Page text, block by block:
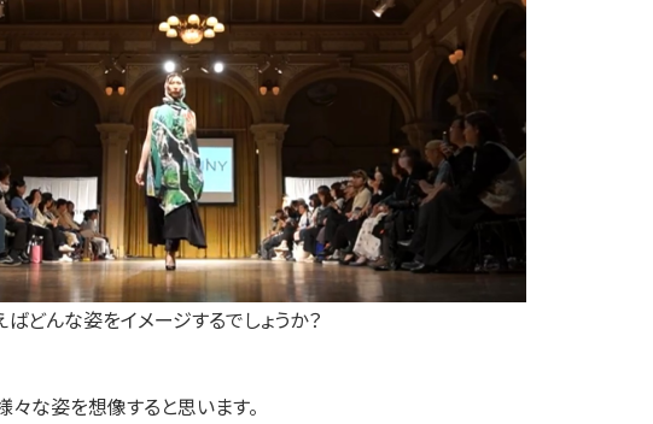
どんな姿をイメージするでしょうか？
な姿を想像すると思います。